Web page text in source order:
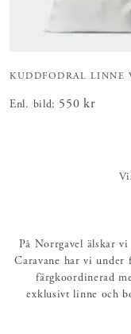
KUDDFODRAL LINNE
Enl. bild: Pris :550 kr
550 kr
På Norrgavel älskar
Caravane har vi under
färgkoordinerad
exklusivt linne och